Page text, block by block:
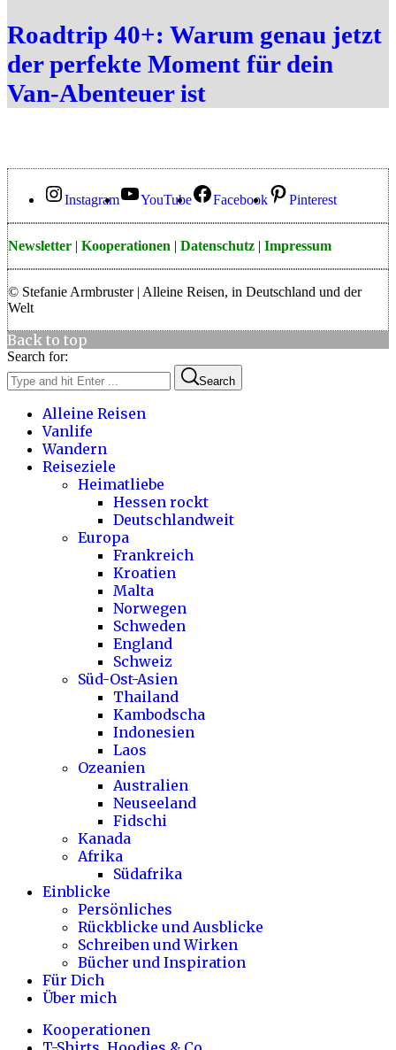
Roadtrip 40+: Warum genau jetzt
der perfekte Moment für dein
Van-Abenteuer ist
Instagram YouTube Facebook Pinterest
Newsletter | Kooperationen | Datenschutz | Impressum
© Stefanie Armbruster | Alleine Reisen, in Deutschland und der
Welt
Back to top
Search for:
Search
Alleine Reisen
Vanlife
Wandern
Reiseziele
Heimatliebe
Hessen rockt
Deutschlandweit
Europa
Frankreich
Kroatien
Malta
Norwegen
Schweden
England
Schweiz
Süd-Ost-Asien
Thailand
Kambodscha
Indonesien
Laos
Ozeanien
Australien
Neuseeland
Fidschi
Kanada
Afrika
Südafrika
Einblicke
Persönliches
Rückblicke und Ausblicke
Schreiben und Wirken
Bücher und Inspiration
Für Dich
Über mich
Kooperationen